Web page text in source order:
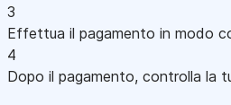
3
Effettua il pagamento in modo
4
Dopo il pagamento, controlla la